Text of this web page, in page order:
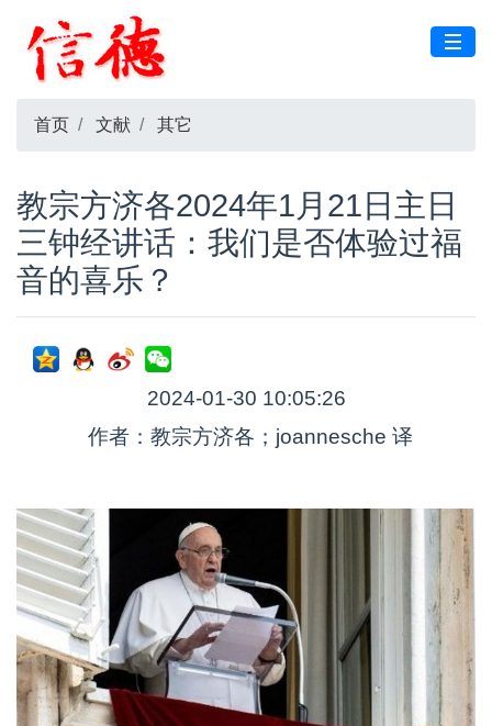
首页 文献 其它
教宗方济各2024年1月21日主日
三钟经讲话：我们是否体验过福
音的喜乐？
2024-01-30 10:05:26
作者：教宗方济各；joannesche 译